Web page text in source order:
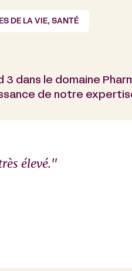
DE LA VIE, SANTÉ
3 dans le domaine
de notre
élevé."